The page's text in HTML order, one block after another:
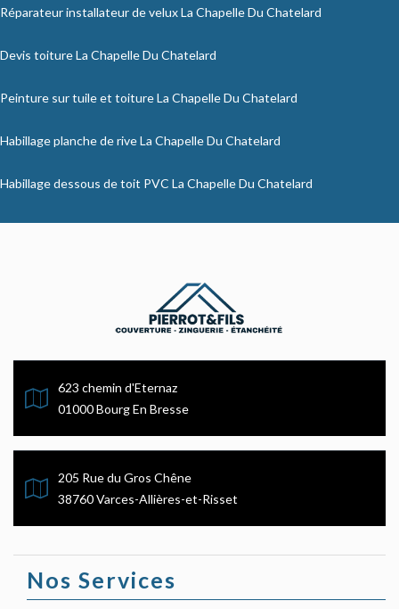
Réparateur installateur de velux La Chapelle Du Chatelard
Devis toiture La Chapelle Du Chatelard
Peinture sur tuile et toiture La Chapelle Du Chatelard
Habillage planche de rive La Chapelle Du Chatelard
Habillage dessous de toit PVC La Chapelle Du Chatelard
623 chemin d'Eternaz
01000 Bourg En Bresse
205 Rue du Gros Chêne
38760 Varces-Allières-et-Risset
Nos Services